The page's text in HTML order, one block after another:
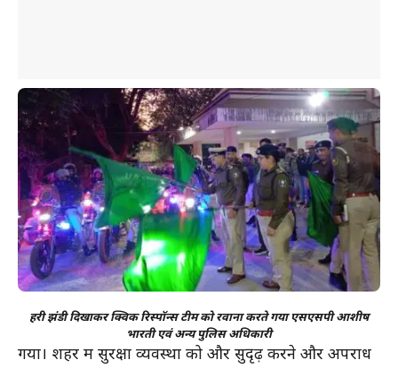
हरी झंडी दिखाकर क्विक रिस्पॉन्स टीम को रवाना करते गया एसएसपी आशीष
भारती एवं अन्य पुलिस अधिकारी
गया। शहर में सुरक्षा व्यवस्था को और सुदृढ़ करने और अपराध